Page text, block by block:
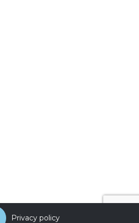
Privacy policy